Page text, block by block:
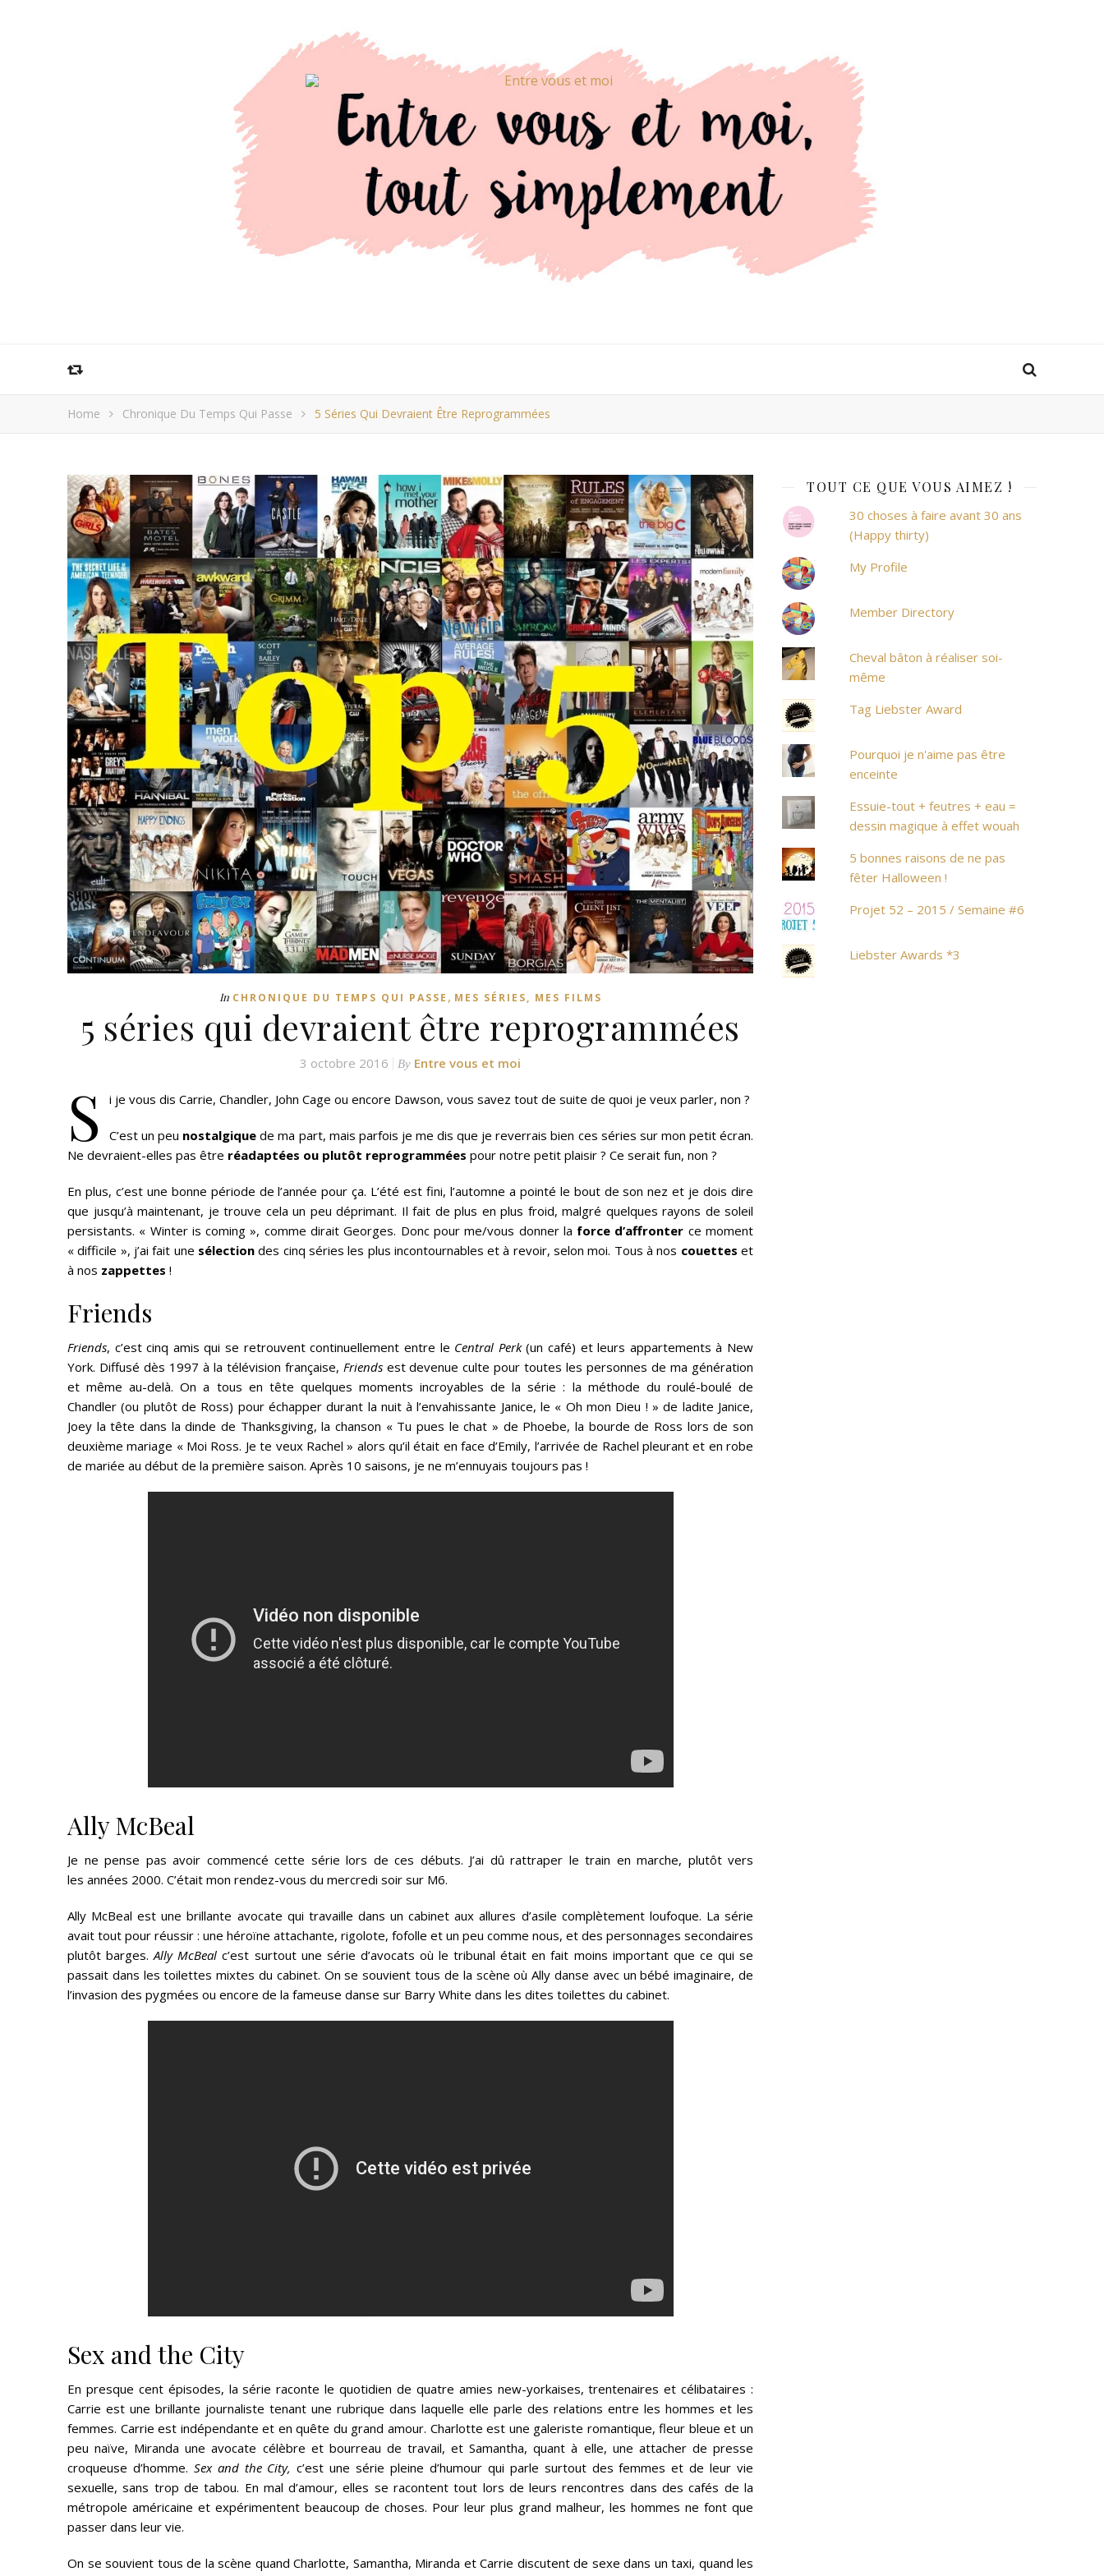
Home Chronique Du Temps Qui Passe 5 Séries Qui Devraient Être Reprogrammées
In CHRONIQUE DU TEMPS QUI PASSE , MES SÉRIES, MES FILMS
5 séries qui devraient être reprogrammées
3 octobre 2016 By Entre vous et moi
S i je vous dis Carrie, Chandler, John Cage ou encore Dawson, vous savez tout de suite de quoi je veux parler, non ?
C’est un peu nostalgique de ma part, mais parfois je me dis que je reverrais bien ces séries sur mon petit écran.
Ne devraient-elles pas être réadaptées ou plutôt reprogrammées pour notre petit plaisir ? Ce serait fun, non ?
En plus, c’est une bonne période de l’année pour ça. L’été est fini, l’automne a pointé le bout de son nez et je dois dire
que jusqu’à maintenant, je trouve cela un peu déprimant. Il fait de plus en plus froid, malgré quelques rayons de soleil
persistants. « Winter is coming », comme dirait Georges. Donc pour me/vous donner la force d’affronter ce moment
« difficile », j’ai fait une sélectiondes cinq séries les plus incontournables et à revoir, selon moi. Tous à nos couettes et
à nos zappettes !
Friends
Friends, c’est cinq amis qui se retrouvent continuellement entre le Central Perk(un café) et leurs appartements à New
York. Diffusé dès 1997 à la télévision française, Friendsest devenue culte pour toutes les personnes de ma génération
et même au-delà. On a tous en tête quelques moments incroyables de la série : la méthode du roulé-boulé de
Chandler (ou plutôt de Ross) pour échapper durant la nuit à l’envahissante Janice, le « Oh mon Dieu ! » de ladite Janice,
Joey la tête dans la dinde de Thanksgiving, la chanson « Tu pues le chat » de Phoebe, la bourde de Ross lors de son
deuxième mariage « Moi Ross. Je te veux Rachel » alors qu’il était en face d’Emily, l’arrivée de Rachel pleurant et en robe
de mariée au début de la première saison. Après 10 saisons, je ne m’ennuyais toujours pas !
Ally McBeal
Je ne pense pas avoir commencé cette série lors de ces débuts. J’ai dû rattraper le train en marche, plutôt vers
les années 2000. C’était mon rendez-vous du mercredi soir sur M6.
Ally McBeal est une brillante avocate qui travaille dans un cabinet aux allures d’asile complètement loufoque. La série
avait tout pour réussir : une héroïne attachante, rigolote, fofolle et un peu comme nous, et des personnages secondaires
plutôt barges.Ally McBeal c’est surtout une série d’avocats où le tribunal était en fait moins important que ce qui se
passait dans les toilettes mixtes du cabinet. On se souvient tous de la scène où Ally danse avec un bébé imaginaire, de
l’invasion des pygmées ou encore de la fameuse danse sur Barry White dans les dites toilettes du cabinet.
Sex and the City
En presque cent épisodes, la série raconte le quotidien de quatre amies new-yorkaises, trentenaires et célibataires :
Carrie est une brillante journaliste tenant une rubrique dans laquelle elle parle des relations entre les hommes et les
femmes. Carrie est indépendante et en quête du grand amour. Charlotte est une galeriste romantique, fleur bleue et un
peu naïve, Miranda une avocate célèbre et bourreau de travail, et Samantha, quant à elle, une attacher de presse
croqueuse d’homme. Sex and the City, c’est une série pleine d’humour qui parle surtout des femmes et de leur vie
sexuelle, sans trop de tabou. En mal d’amour, elles se racontent tout lors de leurs rencontres dans des cafés de la
métropole américaine et expérimentent beaucoup de choses. Pour leur plus grand malheur, les hommes ne font que
passer dans leur vie.
On se souvient tous de la scène quand Charlotte, Samantha, Miranda et Carrie discutent de sexe dans un taxi, quand les
TOUT CE QUE VOUS AIMEZ !
30 choses à faire avant 30 ans
(Happy thirty)
My Profile
Member Directory
Cheval bâton à réaliser soi-
même
Tag Liebster Award
Pourquoi je n'aime pas être
enceinte
Essuie-tout + feutres + eau =
dessin magique à effet wouah
5 bonnes raisons de ne pas
fêter Halloween !
Projet 52 – 2015 / Semaine #6
Liebster Awards *3